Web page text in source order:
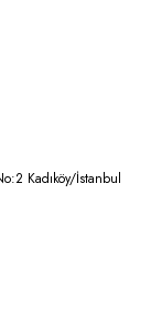
Kadıköy/İstanbul